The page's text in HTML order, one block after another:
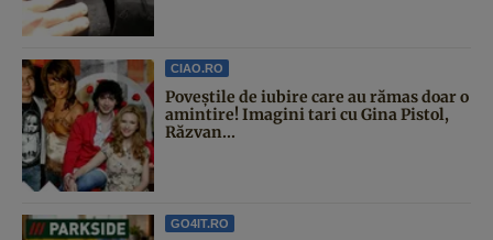
CIAO.RO
Poveştile de iubire care au rămas doar o
amintire! Imagini tari cu Gina Pistol,
Răzvan...
GO4IT.RO